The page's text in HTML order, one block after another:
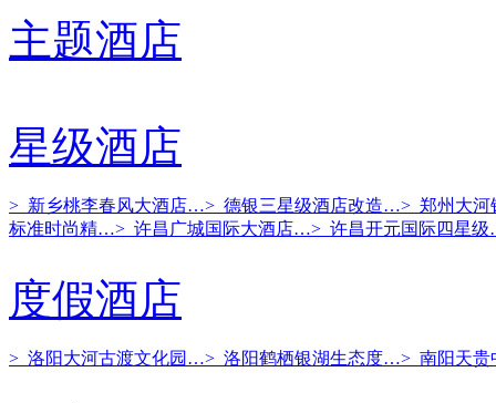
主题酒店
星级酒店
> 新乡桃李春风大酒店…> 德银三星级酒店改造…> 郑州大
标准时尚精…> 许昌广城国际大酒店…> 许昌开元国际四星
度假酒店
> 洛阳大河古渡文化园…> 洛阳鹤栖银湖生态度…> 南阳天